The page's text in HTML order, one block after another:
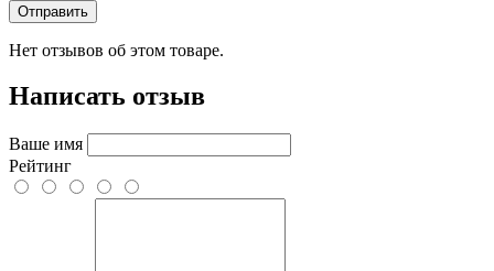
Отправить
Нет отзывов об этом товаре.
Написать отзыв
Ваше имя
Рейтинг